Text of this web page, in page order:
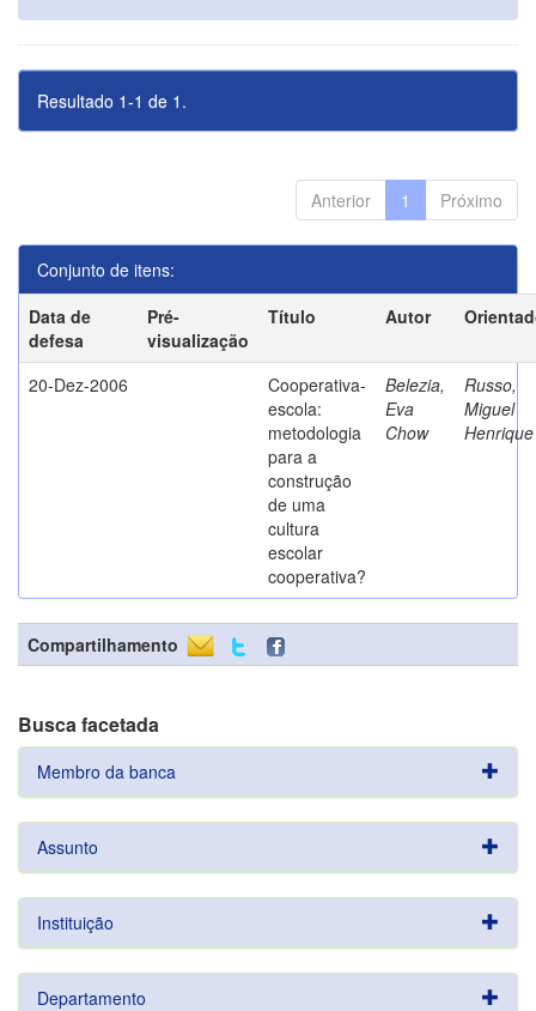
Resultado 1-1 de 1.
Anterior 1 Próximo
Conjunto de itens:
Data de
defesa
Pré-
visualização
Título Autor
20-Dez-2006
Cooperativa-
escola:
metodologia
para a
construção
de uma
cultura
escolar
cooperativa?
Belezia,
Eva
Chow
Russo,
Miguel
Henrique
Compartilhamento
Busca facetada
Membro da banca
Assunto
Instituição
Departamento